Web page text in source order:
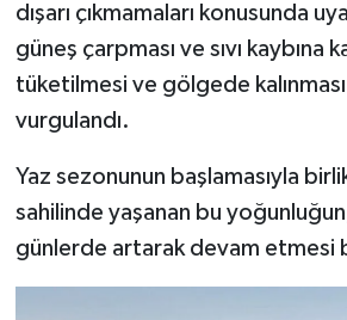
dışarı çıkmamaları konusunda
güneş çarpması ve sıvı kaybına
tüketilmesi ve gölgede
vurgulandı.
Yaz sezonunun başlamasıyla
sahilinde yaşanan bu
günlerde artarak devam etmesi